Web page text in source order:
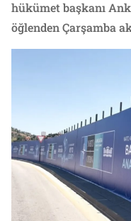
hükümet başkanı
öğlenden Çarşamba